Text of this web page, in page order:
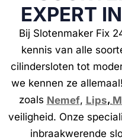
EXPERT
Bij Slotenmaker Fix
kennis van alle
cilindersloten tot
we kennen ze
zoals Nemef, Lips,
veiligheid. Onze
inbraakwerende